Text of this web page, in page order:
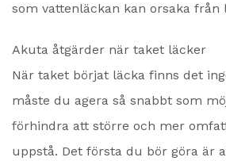
som vattenläckan kan orsaka från
Akuta åtgärder när taket läcker
När taket börjat läcka finns det
måste du agera så snabbt som
förhindra att större och mer
uppstå. Det första du bör göra är